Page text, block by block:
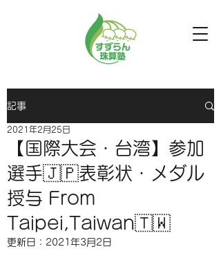
記事
【国際大会・台湾】参加
選手🇯🇵表彰状・メダル
授与 From
Taipei,Taiwan🇹🇼
2021年2月25日
更新日： 2021年3月2日